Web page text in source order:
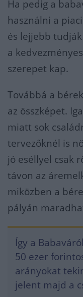
Ha pedig a
használni a
és lejjebb
a
szerepet kap.
Továbbá a
az összképet.
miatt sok
tervezőknél is
jó eséllyel csak
távon az
miközben a
pályán
Így a
50 ezer
arányokat
jelent majd a